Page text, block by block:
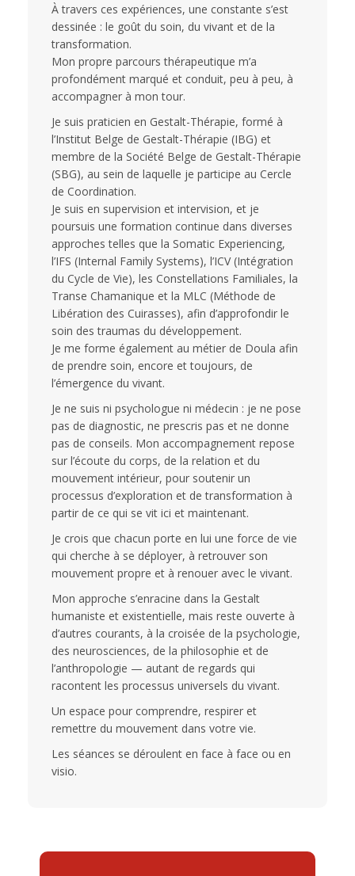
À travers ces expériences, une constante s’est
dessinée : le goût du soin, du vivant et de la
transformation.
Mon propre parcours thérapeutique m’a
profondément marqué et conduit, peu à peu, à
accompagner à mon tour.
Je suis praticien en Gestalt-Thérapie, formé à
l’Institut Belge de Gestalt-Thérapie (IBG) et
membre de la Société Belge de Gestalt-Thérapie
(SBG), au sein de laquelle je participe au Cercle
de Coordination.
Je suis en supervision et intervision, et je
poursuis une formation continue dans diverses
approches telles que la Somatic Experiencing,
l’IFS (Internal Family Systems), l’ICV (Intégration
du Cycle de Vie), les Constellations Familiales, la
Transe Chamanique et la MLC (Méthode de
Libération des Cuirasses), afin d’approfondir le
soin des traumas du développement.
Je me forme également au métier de Doula afin
de prendre soin, encore et toujours, de
l’émergence du vivant.
Je ne suis ni psychologue ni médecin : je ne pose
pas de diagnostic, ne prescris pas et ne donne
pas de conseils. Mon accompagnement repose
sur l’écoute du corps, de la relation et du
mouvement intérieur, pour soutenir un
processus d’exploration et de transformation à
partir de ce qui se vit ici et maintenant.
Je crois que chacun porte en lui une force de vie
qui cherche à se déployer, à retrouver son
mouvement propre et à renouer avec le vivant.
Mon approche s’enracine dans la Gestalt
humaniste et existentielle, mais reste ouverte à
d’autres courants, à la croisée de la psychologie,
des neurosciences, de la philosophie et de
l’anthropologie — autant de regards qui
racontent les processus universels du vivant.
Un espace pour comprendre, respirer et
remettre du mouvement dans votre vie.
Les séances se déroulent en face à face ou en
visio.